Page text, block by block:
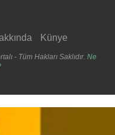
Künye
- Tüm Hakları Saklıdır. Ne